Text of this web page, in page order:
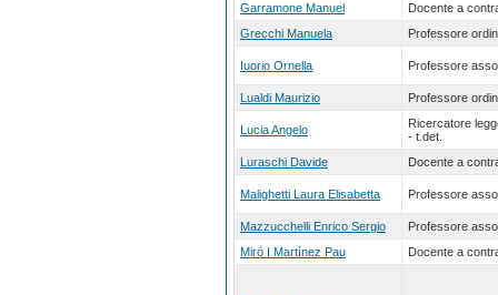
Garramone Manuel
Docente a
Grecchi Manuela
Professore
Iuorio Ornella Professore
Lualdi Maurizio Professore
Lucia Angelo
Ricercatore
- t.det.
Luraschi Davide
Docente a
Malighetti Laura Elisabetta Professore
Mazzucchelli Enrico Sergio
Professore
Miró I Martínez Pau
Docente a